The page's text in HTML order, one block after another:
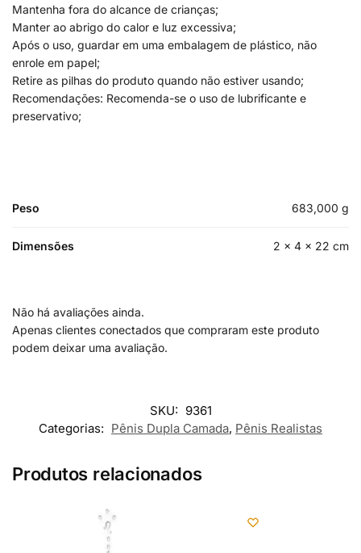
Mantenha fora do alcance de crianças;
Manter ao abrigo do calor e luz excessiva;
Após o uso, guardar em uma embalagem de plástico, não
enrole em papel;
Retire as pilhas do produto quando não estiver usando;
Recomendações: Recomenda-se o uso de lubrificante e
preservativo;
Peso 683,000 g
Dimensões 2 × 4 × 22 cm
Não há avaliações ainda.
Apenas clientes conectados que compraram este produto
podem deixar uma avaliação.
SKU: 9361
Categorias: Pênis Dupla Camada, Pênis Realistas
Produtos relacionados